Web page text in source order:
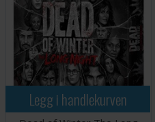
Legg i handlekurven